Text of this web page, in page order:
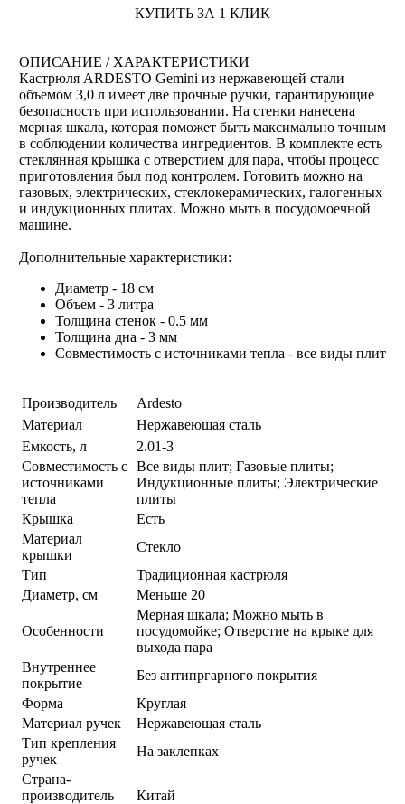
КУПИТЬ ЗА 1 КЛИК
ОПИСАНИЕ / ХАРАКТЕРИСТИКИ
Кастрюля ARDESTO Gemini из нержавеющей стали
объемом 3,0 л имеет две прочные ручки, гарантирующие
безопасность при использовании. На стенки нанесена
мерная шкала, которая поможет быть максимально точным
в соблюдении количества ингредиентов. В комплекте есть
стеклянная крышка с отверстием для пара, чтобы процесс
приготовления был под контролем. Готовить можно на
газовых, электрических, стеклокерамических, галогенных
и индукционных плитах. Можно мыть в посудомоечной
машине.
Дополнительные характеристики:
Диаметр - 18 см
Объем - 3 литра
Толщина стенок - 0.5 мм
Толщина дна - 3 мм
Совместимость с источниками тепла - все виды плит
Производитель
Ardesto
Материал
Нержавеющая сталь
Емкость, л
2.01-3
Совместимость с
источниками
тепла
Все виды плит; Газовые плиты;
Индукционные плиты; Электрические
плиты
Крышка
Есть
Материал
крышки
Стекло
Тип
Традиционная кастрюля
Диаметр, см
Меньше 20
Особенности
Мерная шкала; Можно мыть в
посудомойке; Отверстие на крыке для
выхода пара
Внутреннее
покрытие
Без антипргарного покрытия
Форма
Круглая
Материал ручек
Нержавеющая сталь
Тип крепления
ручек
На заклепках
Страна-
производитель
Китай